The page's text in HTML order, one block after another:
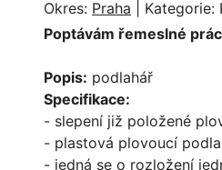
Okres: Praha | Kategorie:
Poptávám řemeslné
Popis: podlahář
Specifikace:
- slepení již položené
- plastová plovoucí
- jedná se o rozložení